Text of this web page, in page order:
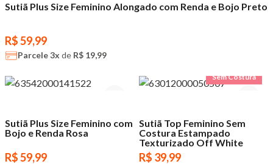
Sutiã Plus Size Feminino Alongado com Renda e Bojo Preto
R$ 59,99
Parcele3x de R$ 19,99
Sutiã Plus Size Feminino com
Bojo e Renda Rosa
R$ 59,99
Sem Costura
Sutiã Top Feminino Sem
Costura Estampado
Texturizado Off White
R$ 39,99